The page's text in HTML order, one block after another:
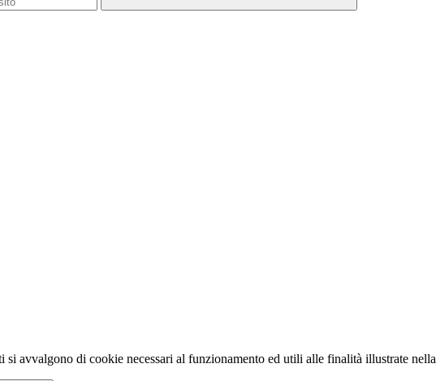
si avvalgono di cookie necessari al funzionamento ed utili alle finalità illustrate nella